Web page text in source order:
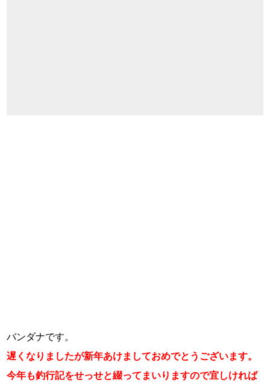
バンダナです。
遅くなりましたが新年あけましておめでとうございます。
今年も釣行記をせっせと綴ってまいりますので宜しければ